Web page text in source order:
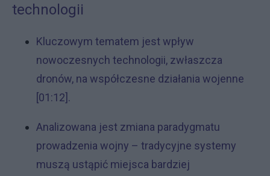
technologii
Kluczowym tematem jest wpływ
nowoczesnych technologii, zwłaszcza
dronów, na współczesne działania wojenne
[01:12].
Analizowana jest zmiana paradygmatu
prowadzenia wojny – tradycyjne systemy
muszą ustąpić miejsca bardziej